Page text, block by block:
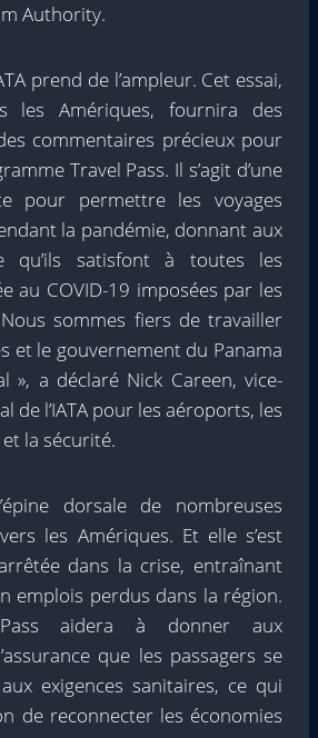
Authority.
prend de l’ampleur. Cet essai,
les Amériques, fournira des
commentaires précieux pour
Travel Pass. Il s’agit d’une
pour permettre les voyages
la pandémie, donnant aux
qu’ils satisfont à toutes les
au COVID-19 imposées par les
sommes fiers de travailler
et le gouvernement du Panama
», a déclaré Nick Careen, vice-
de l’IATA pour les aéroports, les
la sécurité.
dorsale de nombreuses
les Amériques. Et elle s’est
dans la crise, entraînant
emplois perdus dans la région.
Pass aidera à donner aux
que les passagers se
exigences sanitaires, ce qui
de reconnecter les économies